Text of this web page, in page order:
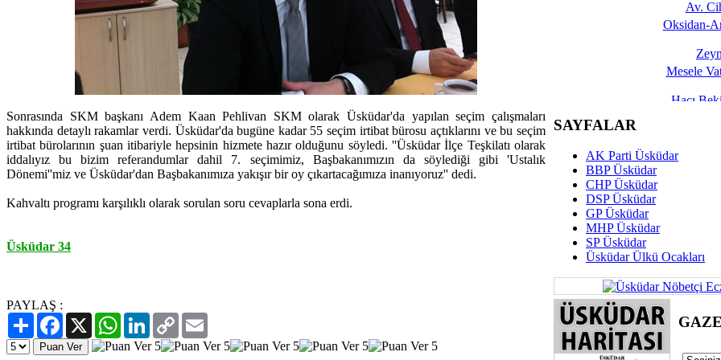
Sonrasında SKM başkanı Adem Kaan Pehlivan SKM olarak Üsküdar'da yapılan seçim çalışmaları
hakkında detaylı rakamlar verdi. Üsküdar'da bugüne kadar 55 seçim irtibat bürosu açtıklarını ve bu seçim
irtibat bürolarının şuan itibariyle hepsinin hizmete hazır olduğunu söyledi. ''Üsküdar İlçe Teşkilatı olarak
iddalıyız bu bizim referandumlar dahil 7. seçimimiz, Başbakanımızın da söylediği gibi 'Ustalık
Dönemi''miz ve Üsküdar'dan Başbakanımıza yakışır bir oy çıkartacağımıza inanıyoruz'' dedi.
Kahvaltı programı karşılıklı olarak sorulan soru cevaplarla sona erdi.
Üsküdar 34
PAYLAŞ :
PaylaşFacebook
X WhatsAppLinkedIn
Copy
Link
Av.
Oksidan-
Mesele
Hacı
Dünya Fani, Ama
Hukukun
İmar Sorunlarının Genel
Bayramın
SAYFALAR
AK Parti Üsküdar
BBP Üsküdar
CHP Üsküdar
DSP Üsküdar
GP Üsküdar
MHP Üsküdar
SP Üsküdar
Üsküdar Ülkü Ocakları